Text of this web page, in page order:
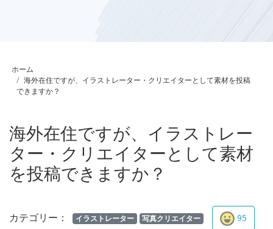
ホーム
海外在住ですが、イラストレーター・クリエイターとして素材を投稿
できますか？
海外在住ですが、イラストレー
ター・クリエイターとして素材
を投稿できますか？
カテゴリー： イラストレーター 写真クリエイター 95